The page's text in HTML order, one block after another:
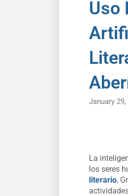
Uso
January 29,
La
los seres
literario,